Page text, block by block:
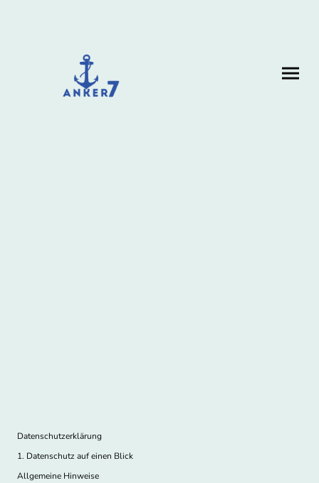
Datenschutz­erklärung
1. Datenschutz auf einen Blick
Allgemeine Hinweise